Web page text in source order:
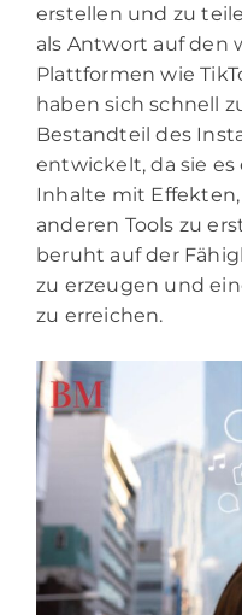
erstellen und zu
als Antwort auf den
Plattformen wie
haben sich schnell
Bestandteil des
entwickelt, da sie
Inhalte mit
anderen Tools zu
beruht auf der
zu erzeugen und
zu erreichen.